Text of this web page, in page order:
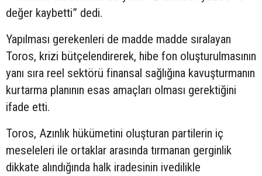
değer kaybetti” dedi.
Yapılması gerekenleri de madde madde sıralayan
Toros, krizi bütçelendirerek, hibe fon oluşturulmasının
yanı sıra reel sektörü finansal sağlığına kavuşturmanın
kurtarma planının esas amaçları olması gerektiğini
ifade etti.
Toros, Azınlık hükümetini oluşturan partilerin iç
meseleleri ile ortaklar arasında tırmanan gerginlik
dikkate alındığında halk iradesinin ivedilikle